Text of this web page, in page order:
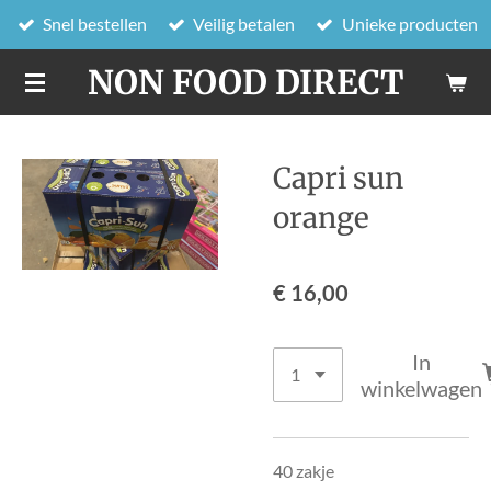
Ga
direct
naar
de
NON FOOD DIRECT
Snel bestellen Veilig betalen Unieke producten
Capri sun
orange
€ 16,00
In
winkelwagen
40 zakje